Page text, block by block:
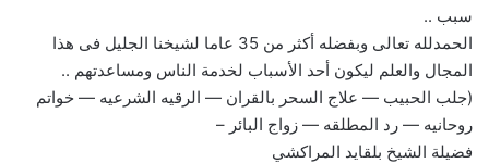
سبب ..
الحمدلله تعالى وبفضله أكثر من 35 عاما لشيخنا الجليل فى هذا
المجال والعلم ليكون أحد الأسباب لخدمة الناس ومساعدتهم ..
(جلب الحبيب — علاج السحر بالقران — الرقيه الشرعيه — خواتم
روحانيه — رد المطلقه — زواج البائر –
فضيلة الشيخ بلقايد المراكشي